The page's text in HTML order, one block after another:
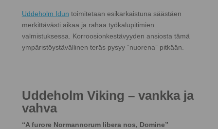
Uddeholm Idun toimitetaan esikarkaistuna säästäen
merkittävästi aikaa ja rahaa työkalupitimien
valmistuksessa. Korroosionkestävyyden ansiosta tämä
ympäristöystävällinen teräs pysyy “nuorena” pitkään.
Uddeholm Viking – vankka ja
vahva
“A furore Normannorum libera nos, Domine”